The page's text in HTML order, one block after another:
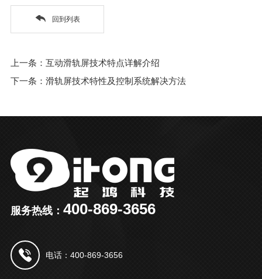
回到列表
上一条：互动滑轨屏技术特点详解介绍
下一条：滑轨屏技术特性及控制系统解决方法
服务热线： 400-869-3656
电话：400-869-3656